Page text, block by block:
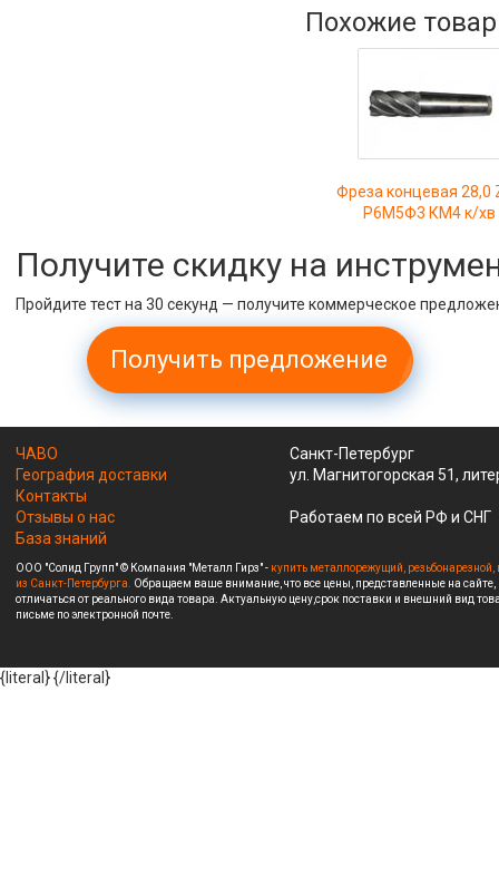
Похожие
Фреза концевая 28,0
Р6М5Ф3 КМ4 к/хв
Получите скидку на
Пройдите тест на 30 секунд — получите коммерческое
Получить предложение
ЧАВО
География доставки
Контакты
Отзывы о нас
База знаний
Санкт-Петербург
ул. Магнитогорская 51,
Работаем по всей РФ и СНГ
ООО "Солид Групп" © Компания "Металл Гирз" - купить металлорежущий,
из Санкт-Петербурга. Обращаем ваше внимание, что все цены, представленные на
отличаться от реального вида товара. Актуальную цену,срок поставки и внешний вид
письме по электронной почте.
{literal}{/literal}